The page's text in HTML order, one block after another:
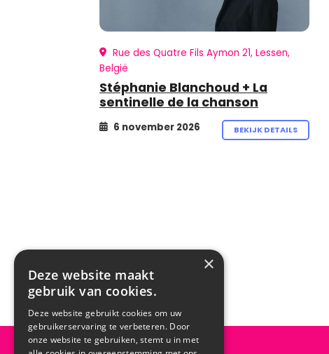
Rue des Quatre Fils Aymon 21, Lessen,
België
Stéphanie Blanchoud + La
sentinelle de la chanson
6 november 2026 BEKIJK DETAILS
×
Deze website maakt
gebruik van cookies.
Deze website gebruikt cookies om uw
gebruikerservaring te verbeteren. Door
onze website te gebruiken, stemt u in met